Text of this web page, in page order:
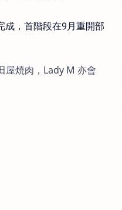
成，首階段在9月重開部
屋焼肉，Lady M 亦會